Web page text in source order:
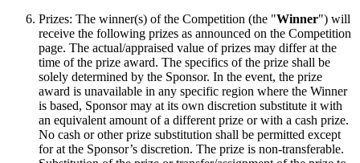
Prizes: The winner(s) of the Competition (the "Winner") will
receive the following prizes as announced on the Competition
page. The actual/appraised value of prizes may differ at the
time of the prize award. The specifics of the prize shall be
solely determined by the Sponsor. In the event, the prize
award is unavailable in any specific region where the Winner
is based, Sponsor may at its own discretion substitute it with
an equivalent amount of a different prize or with a cash prize.
No cash or other prize substitution shall be permitted except
for at the Sponsor’s discretion. The prize is non-transferable.